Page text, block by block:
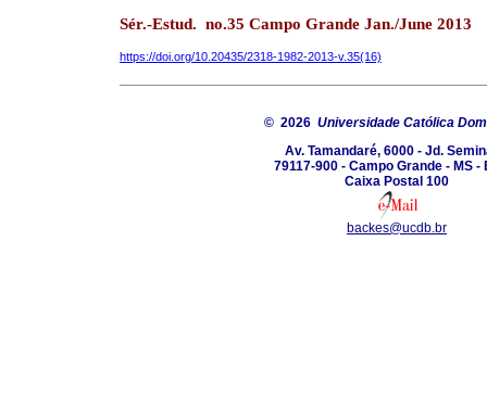
Sér.-Estud. no.35 Campo Grande Jan./June 2013
https://doi.org/10.20435/2318-1982-2013-v.35(16)
© 2026 Universidade Católica
Av. Tamandaré, 6000 - Jd.
79117-900 - Campo Grande - MS -
Caixa Postal 100
backes@ucdb.br